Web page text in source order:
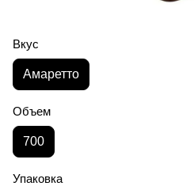
Вкус
Амаретто
Объем
700
Упаковка